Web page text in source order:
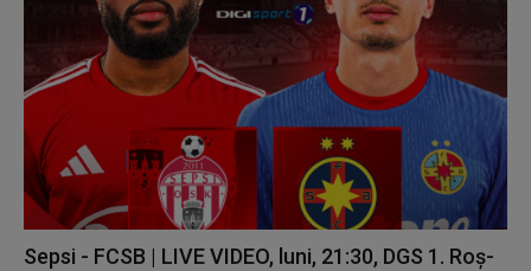
Sepsi - FCSB | LIVE VIDEO, luni, 21:30, DGS 1. Roș-